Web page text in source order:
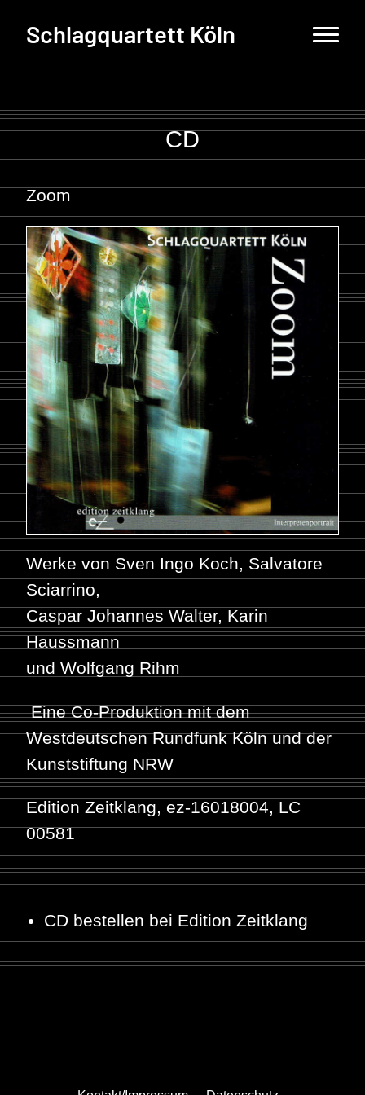
Schlagquartett Köln
CD
Zoom
Werke von Sven Ingo Koch, Salvatore
Sciarrino,
Caspar Johannes Walter, Karin
Haussmann
und Wolfgang Rihm
Eine Co-Produktion mit dem
Westdeutschen Rundfunk Köln und der
Kunststiftung NRW
Edition Zeitklang, ez-16018004, LC
00581
CD bestellen bei Edition Zeitklang